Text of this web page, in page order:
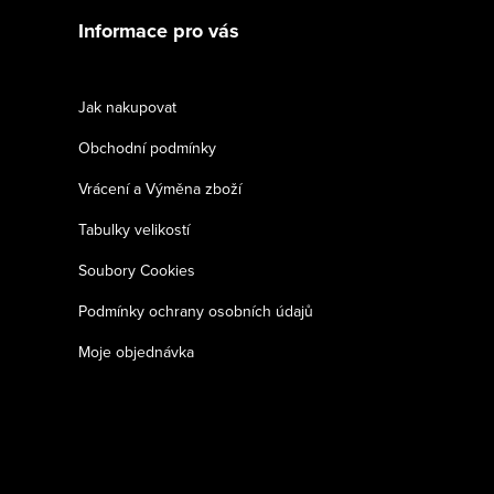
Informace pro vás
Jak nakupovat
Obchodní podmínky
Vrácení a Výměna zboží
Tabulky velikostí
Soubory Cookies
Podmínky ochrany osobních údajů
Moje objednávka